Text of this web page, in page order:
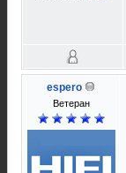
espero
Ветеран